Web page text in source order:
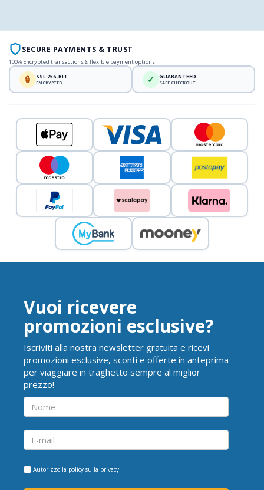
SECURE PAYMENTS & TRUST
100% Encrypted transactions & flexible payment options
🔒 SSL 256-BIT
ENCRYPTED ✓ GUARANTEED
SAFE CHECKOUT
Vuoi ricevere
promozioni esclusive?
Iscriviti alla nostra newsletter gratuita e ricevi
promozioni esclusive, sconti e offerte in anteprima
per viaggiare in traghetto sempre al miglior
prezzo!
Autorizzo la policy sulla privacy